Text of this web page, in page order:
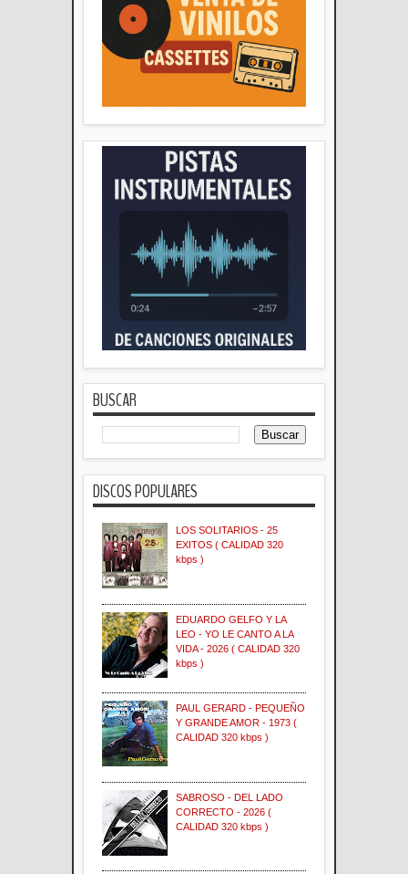
BUSCAR
DISCOS POPULARES
LOS SOLITARIOS - 25
EXITOS ( CALIDAD 320
kbps )
EDUARDO GELFO Y LA
LEO - YO LE CANTO A LA
VIDA - 2026 ( CALIDAD 320
kbps )
PAUL GERARD - PEQUEÑO
Y GRANDE AMOR - 1973 (
CALIDAD 320 kbps )
SABROSO - DEL LADO
CORRECTO - 2026 (
CALIDAD 320 kbps )